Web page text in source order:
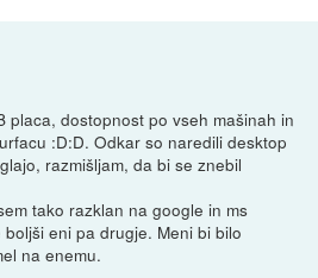
placa, dostopnost po vseh mašinah in
:D:D. Odkar so naredili desktop
razmišljam, da bi se znebil
tako razklan na google in ms
eni pa drugje. Meni bi bilo
na enemu.